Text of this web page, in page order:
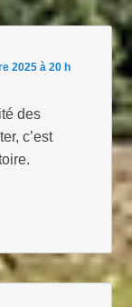
2025 à 20 h
des
c’est